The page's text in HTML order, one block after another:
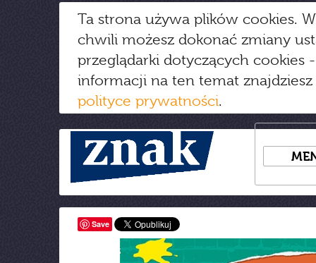
Ta strona używa plików cookies.
chwili możesz dokonać zmiany
przeglądarki dotyczących cookies
informacji na ten temat
polityce prywatności.
Save